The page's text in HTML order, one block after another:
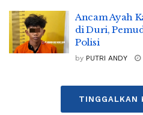
Ancam Ayah
di Duri,
Polisi
by PUTRI ANDY
TINGGALKAN